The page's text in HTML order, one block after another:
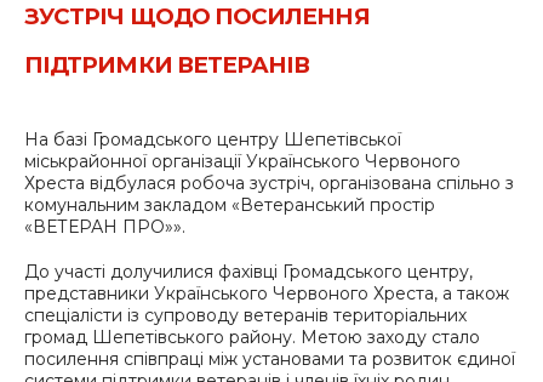
ЗУСТРІЧ ЩОДО ПОСИЛЕННЯ
ПІДТРИМКИ ВЕТЕРАНІВ
На базі Громадського центру Шепетівської
міськрайонної організації Українського Червоного
Хреста відбулася робоча зустріч, організована спільно з
комунальним закладом «Ветеранський простір
«ВЕТЕРАН ПРО»».
До участі долучилися фахівці Громадського центру,
представники Українського Червоного Хреста, а також
спеціалісти із супроводу ветеранів територіальних
громад Шепетівського району. Метою заходу стало
посилення співпраці між установами та розвиток єдиної